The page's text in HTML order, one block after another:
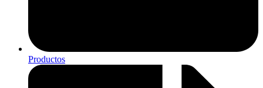
Productos